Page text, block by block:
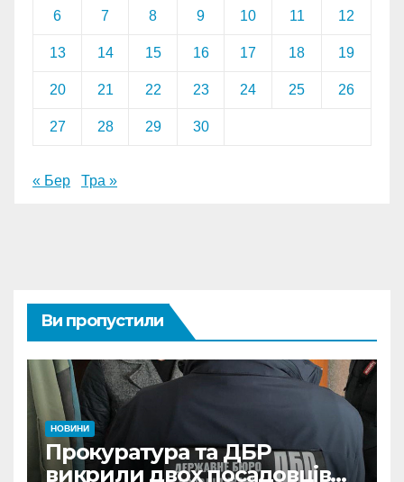
6 7 8 9 10 11 12
13 14 15 16 17 18 19
20 21 22 23 24 25 26
27 28 29 30
« Бер Тра »
Ви пропустили
НОВИНИ
Прокуратура та ДБР
викрили двох посадовців